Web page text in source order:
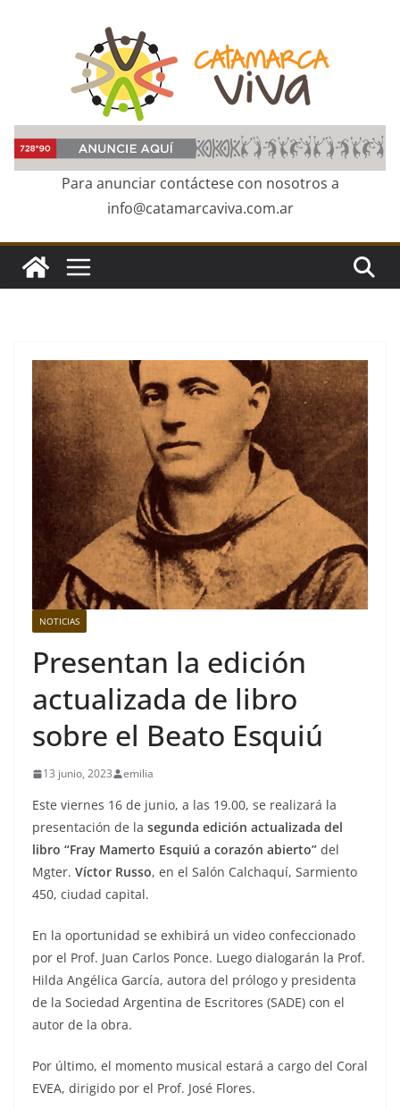
Para anunciar contáctese con nosotros a
info@catamarcaviva.com.ar
NOTICIAS
Presentan la edición
actualizada de libro
sobre el Beato Esquiú
13 junio, 2023 emilia
Este viernes 16 de junio, a las 19.00, se realizará la
presentación de la segunda edición actualizada del
libro “Fray Mamerto Esquiú a corazón abierto” del
Mgter. Víctor Russo, en el Salón Calchaquí, Sarmiento
450, ciudad capital.
En la oportunidad se exhibirá un video confeccionado
por el Prof. Juan Carlos Ponce. Luego dialogarán la Prof.
Hilda Angélica García, autora del prólogo y presidenta
de la Sociedad Argentina de Escritores (SADE) con el
autor de la obra.
Por último, el momento musical estará a cargo del Coral
EVEA, dirigido por el Prof. José Flores.